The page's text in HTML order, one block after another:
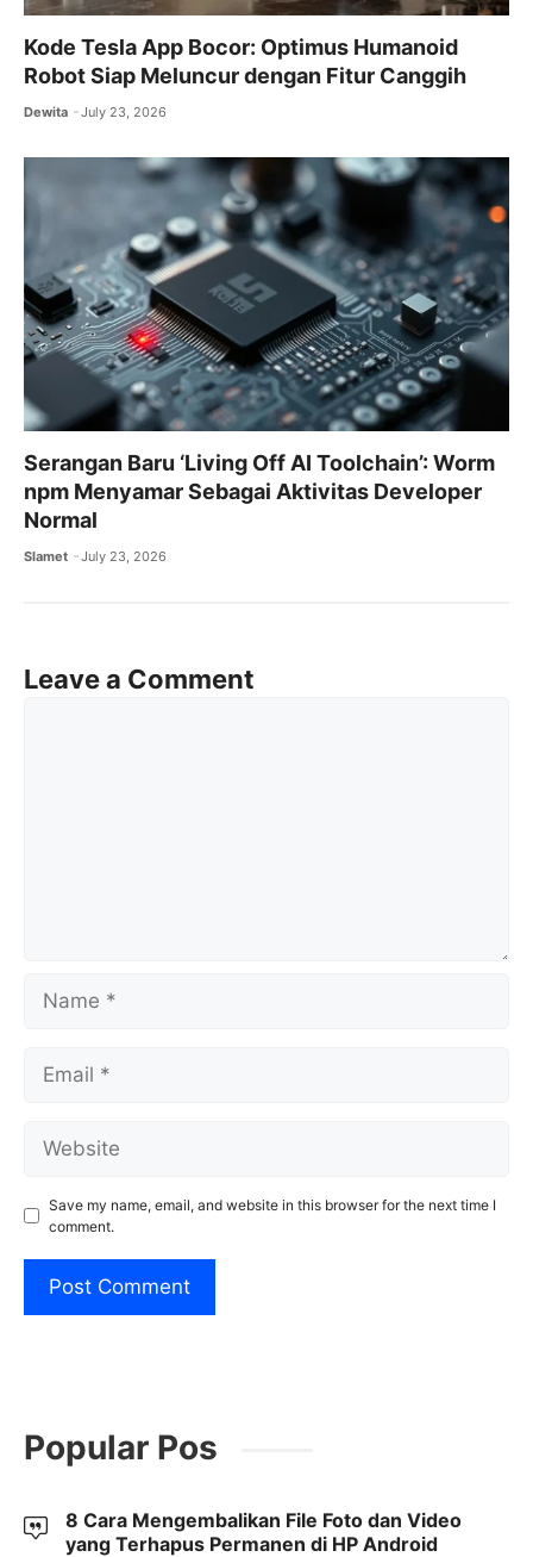
Kode Tesla App Bocor: Optimus Humanoid
Robot Siap Meluncur dengan Fitur Canggih
Dewita July 23, 2026
Serangan Baru ‘Living Off AI Toolchain’: Worm
npm Menyamar Sebagai Aktivitas Developer
Normal
Slamet July 23, 2026
Leave a Comment
Save my name, email, and website in this browser for the next time I
comment.
Popular Pos
8 Cara Mengembalikan File Foto dan Video
yang Terhapus Permanen di HP Android